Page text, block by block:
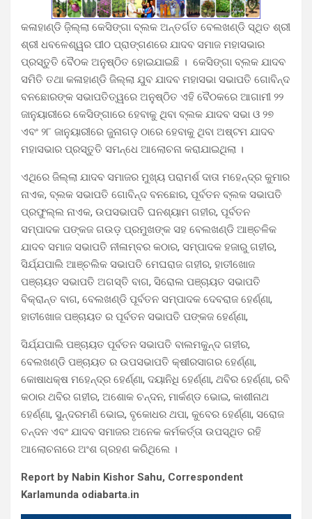
କଳାହାଣ୍ଡି ଜ଼ିଲ୍ଲା କେସିଙ୍ଗା ବ୍ଲକ ଅନ୍ତର୍ଗତ ବେଲଖଣ୍ଡି ସ୍ଥିତ ଶ୍ରୀ
ଶ୍ରୀ ଧବଳେଶ୍ୱର ପୀଠ ପ୍ରାଙ୍ଗଣରେ ଯାଦବ ସମାଜ ମହାସଭାର
ପ୍ରସ୍ତୁତି ବୈଠକ ଅନୁଷ୍ଠିତ ହୋଇଯାଇଛି । କେସିଙ୍ଗା ବ୍ଲକ ଯାଦବ
ସମିତି ତଥା କଳାହାଣ୍ଡି ଜିଲ୍ଲା ଯୁବ ଯାଦବ ମହାସଭା ସଭାପତି ଗୋବିନ୍ଦ
ବନଛୋରଙ୍କ ସଭାପତିତ୍ୱରେ ଅନୁଷ୍ଠିତ ଏହି ବୈଠକରେ ଆଗାମୀ ୨୨
ଜାନୁୟାରୀରେ କେସିଙ୍ଗାରେ ହେବାକୁ ଥିବା ବ୍ଲକ ଯାଦବ ସଭା ଓ ୨୭
ଏବଂ ୨୮ ଜାନୁୟାରୀରେ ଜୁନାଗଡ଼ ଠାରେ ହେବାକୁ ଥିବା ଅଷ୍ଟମ ଯାଦବ
ମହାସଭାର ପ୍ରସ୍ତୁତି ସମନ୍ଧେ ଆଲୋଚନା କରାଯାଇଥିଲା ।
ଏଥିରେ ଜିଲ୍ଲା ଯାଦବ ସମାଜର ମୁଖ୍ୟ ପରାମର୍ଶ ଦାତା ମହେନ୍ଦ୍ର କୁମାର
ନାଏକ, ବ୍ଲକ ସଭାପତି ଗୋବିନ୍ଦ ବନଛୋର, ପୂର୍ବତନ ବ୍ଲକ ସଭାପତି
ପ୍ରଫୁଲ୍ଲ ନାଏକ, ଉପସଭାପତି ଘନଶ୍ୟାମ ଗହୀର, ପୂର୍ବତନ
ସମ୍ପାଦକ ପଙ୍କଜ ଗଉଡ଼ ପ୍ରମୁଖଙ୍କ ସହ ବେଲଖଣ୍ଡି ଆଞ୍ଚଳିକ
ଯାଦବ ସମାଜ ସଭାପତି ନୀଳାମ୍ବର କଠାର, ସମ୍ପାଦକ ହଜାରୁ ଗହୀର,
ସିର୍ଯ୍ଯପାଲି ଆଞ୍ଚଲିକ ସଭାପତି ମେଘରାଜ ଗହୀର, ହାତୀଖୋଜ
ପଞ୍ଚାୟତ ସଭାପତି ଅଗସ୍ତି ବାଗ, ସିରୋଲ ପଞ୍ଚାୟତ ସଭାପତି
ବିକ୍ରାନ୍ତ ବାଗ, ବେଲଖଣ୍ଡି ପୂର୍ବତନ ସମ୍ପାଦକ ଦେବରାଜ ହେର୍ଣ୍ଣା,
ହାତୀଖୋଜ ପଞ୍ଚାୟତ ର ପୂର୍ବତନ ସଭାପତି ପଙ୍କଜ ହେର୍ଣ୍ଣା,
ସିର୍ଯ୍ଯପାଲି ପଞ୍ଚାୟତ ପୂର୍ବତନ ସଭାପତି ବାଲମକୁନ୍ଦ ଗହୀର,
ବେଲଖଣ୍ଡି ପଞ୍ଚାୟତ ର ଉପସଭାପତି କ୍ଷୀରସାଗର ହେର୍ଣ୍ଣା,
କୋଷାଧକ୍ଷ ମହେନ୍ଦ୍ର ହେର୍ଣ୍ଣା, ଦୟାନିଧି ହେର୍ଣ୍ଣା, ଥବିର ହେର୍ଣ୍ଣା, ରବି
କଠାର ଥବିର ଗହୀର, ଅଶୋକ ଚନ୍ଦନ, ମାର୍କଣ୍ଡ ଭୋଇ, କାଶୀନାଥ
ହେର୍ଣ୍ଣା, ସୁନ୍ଦରମଣି ଭୋଇ, ବୃକୋଧର ଥପା, କୁବେର ହେର୍ଣ୍ଣା, ସରୋଜ
ଚନ୍ଦନ ଏବଂ ଯାଦବ ସମାଜର ଅନେକ କର୍ମକର୍ତ୍ତା ଉପସ୍ଥିତ ରହି
ଆଲୋଚନାରେ ଅଂଶ ଗ୍ରହଣ କରିଥିଲେ ।
Report by Nabin Kishor Sahu, Correspondent
Karlamunda odiabarta.in